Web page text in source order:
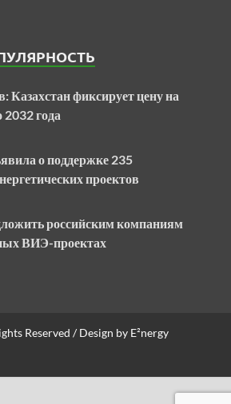
Казахстан фиксирует цену на
2032 года
о поддержке 235
проектов
российским компаниям
ВИЭ-проектах
Reserved / Design by E²nergy